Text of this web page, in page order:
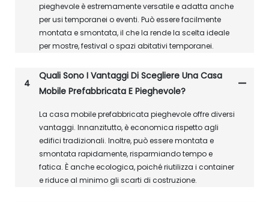
pieghevole è estremamente versatile e adatta anche
per usi temporanei o eventi. Può essere facilmente
montata e smontata, il che la rende la scelta ideale
per mostre, festival o spazi abitativi temporanei.
4
Quali Sono I Vantaggi Di Scegliere Una Casa
Mobile Prefabbricata E Pieghevole?
La casa mobile prefabbricata pieghevole offre diversi
vantaggi. Innanzitutto, è economica rispetto agli
edifici tradizionali. Inoltre, può essere montata e
smontata rapidamente, risparmiando tempo e
fatica. È anche ecologica, poiché riutilizza i container
e riduce al minimo gli scarti di costruzione.